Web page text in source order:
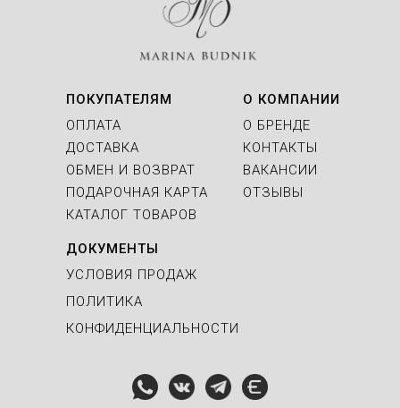
ОТЗЫВЫ
О КОМПАНИИ
О БРЕНДЕ
КОНТАКТЫ
ВАКАНСИИ
УСЛОВИЯ ПРОДАЖ
ПОЛИТИКА
КОНФИДЕНЦИАЛЬНОСТИ
ДОКУМЕНТЫ
ПОДАРОЧНАЯ КАРТА
ПОКУПАТЕЛЯМ
ОПЛАТА
ДОСТАВКА
ОБМЕН И ВОЗВРАТ
КАТАЛОГ ТОВАРОВ